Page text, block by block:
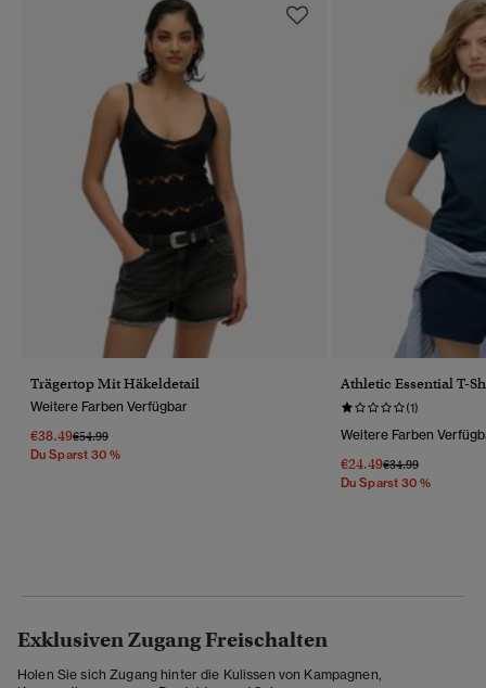
Trägertop Mit Häkeldetail
Weitere Farben Verfügbar
€38.49Preis Wurde Reduziert Von
€54.99Bis
Du Sparst 30 %
Athletic Essential T-
(1)
Weitere Farben
€24.49Preis Wurde
€34.99Bis
Du Sparst 30 %
Exklusiven Zugang Freischalten
Holen Sie sich Zugang hinter die Kulissen von Kampagnen,